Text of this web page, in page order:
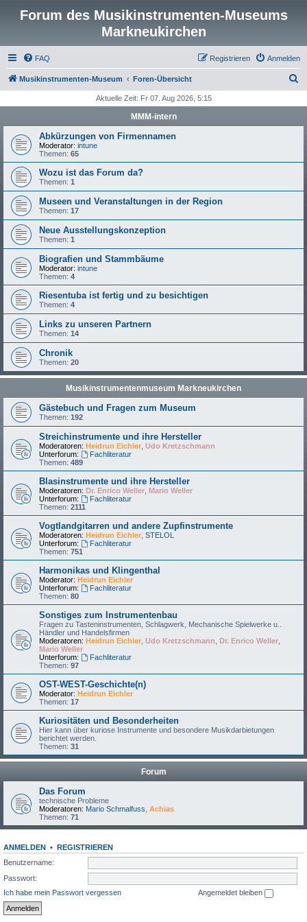
Forum des Musikinstrumenten-Museums
Markneukirchen
FAQ Anmelden
Registrieren
Musikinstrumenten-Museum Foren-Übersicht
h
Aktuelle Zeit: Fr 07. Aug 2026, 5:15
MMM-intern
Abkürzungen von Firmennamen
Moderator: intune
Themen: 65
Wozu ist das Forum da?
Themen: 1
Museen und Veranstaltungen in der Region
Themen: 17
Neue Ausstellungskonzeption
Themen: 1
Biografien und Stammbäume
Moderator: intune
Themen: 4
Riesentuba ist fertig und zu besichtigen
Themen: 4
Links zu unseren Partnern
Themen: 14
Chronik
Themen: 20
Musikinstrumentenmuseum Markneukirchen
Gästebuch und Fragen zum Museum
Themen: 192
Streichinstrumente und ihre Hersteller
Moderatoren: Heidrun Eichler Udo Kretzschmann
Unterforum:
Fachliteratur
Themen: 489
Blasinstrumente und ihre Hersteller
Moderatoren: Dr. Enrico Weller Mario Weller
Unterforum:
Fachliteratur
Themen: 2111
Vogtlandgitarren und andere Zupfinstrumente
Moderatoren: Heidrun Eichler STELOL
Unterforum:
Fachliteratur
Themen: 751
Harmonikas und Klingenthal
Moderator: Heidrun Eichler
Unterforum:
Fachliteratur
Themen: 80
Sonstiges zum Instrumentenbau
Fragen zu Tasteninstrumenten, Schlagwerk, Mechanische Spielwerke u..
Händler und Handelsfirmen
Moderatoren: Heidrun Eichler Udo Kretzschmann Dr. Enrico Weller
Mario Weller
Unterforum:
Fachliteratur
Themen: 97
OST-WEST-Geschichte(n)
Moderator: Heidrun Eichler
Themen: 17
Kuriositäten und Besonderheiten
Hier kann über kuriose Instrumente und besondere Musikdarbietungen
berichtet werden.
Themen: 31
Forum
Das Forum
technische Probleme
Moderatoren: Mario Schmalfuss Achias
Themen: 71
ANMELDEN • REGISTRIEREN
Benutzername:
Passwort:
Ich habe mein Passwort vergessen
Angemeldet bleiben